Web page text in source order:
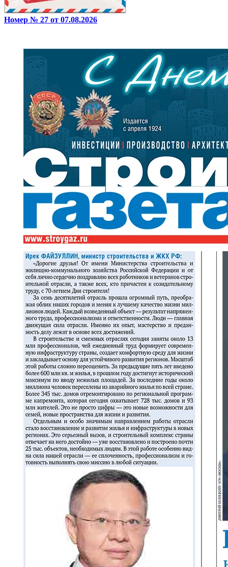
Номер № 27 от 07.08.2026